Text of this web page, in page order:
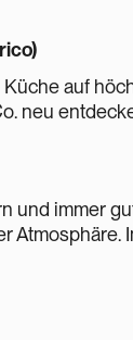
auf
neu
und immer
Atmosphäre.